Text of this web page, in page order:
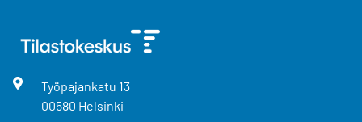
Työpajankatu 13
00580 Helsinki